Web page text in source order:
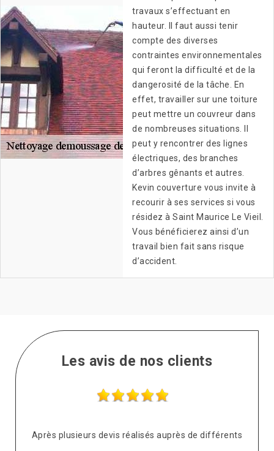
travaux s’effectuant en
hauteur. Il faut aussi tenir
compte des diverses
contraintes environnementales
qui feront la difficulté et de la
dangerosité de la tâche. En
effet, travailler sur une toiture
peut mettre un couvreur dans
de nombreuses situations. Il
peut y rencontrer des lignes
électriques, des branches
d’arbres gênants et autres.
Kevin couverture vous invite à
recourir à ses services si vous
résidez à Saint Maurice Le Vieil.
Vous bénéficierez ainsi d’un
travail bien fait sans risque
d’accident.
Les avis de nos clients
Après plusieurs devis réalisés auprès de différents